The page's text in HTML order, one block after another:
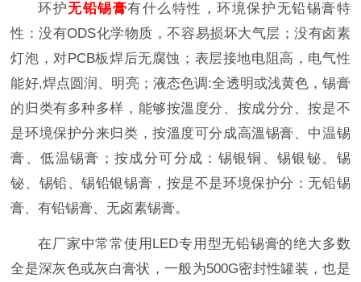
环护无铅锡膏有什么特性，环境保护无铅锡膏特
性：没有ODS化学物质，不容易损坏大气层；没有卤素
灯泡，对PCB板焊后无腐蚀；表层接地电阻高，电气性
能好,焊点圆润、明亮；液态色调:全透明或浅黄色，锡膏
的归类有多种多样，能够按溫度分、按成分分、按是不
是环境保护分来归类，按溫度可分成高溫锡膏、中温锡
膏、低温锡膏；按成分可分成：锡银铜、锡银铋、锡
铋、锡铅、锡铅银锡膏，按是不是环境保护分：无铅锡
膏、有铅锡膏、无卤素锡膏。
在厂家中常常使用LED专用型无铅锡膏的绝大多数
全是深灰色或灰白膏状，一般为500G密封性罐装，也是